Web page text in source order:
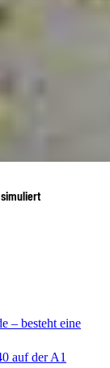
simuliert
– besteht eine
auf der A1